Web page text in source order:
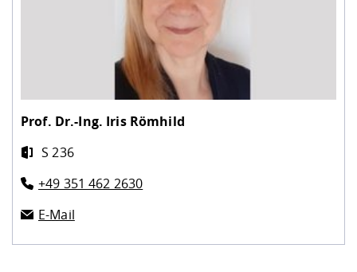
Prof. Dr.-Ing. Iris Römhild
S 236
+49 351 462 2630
E-Mail